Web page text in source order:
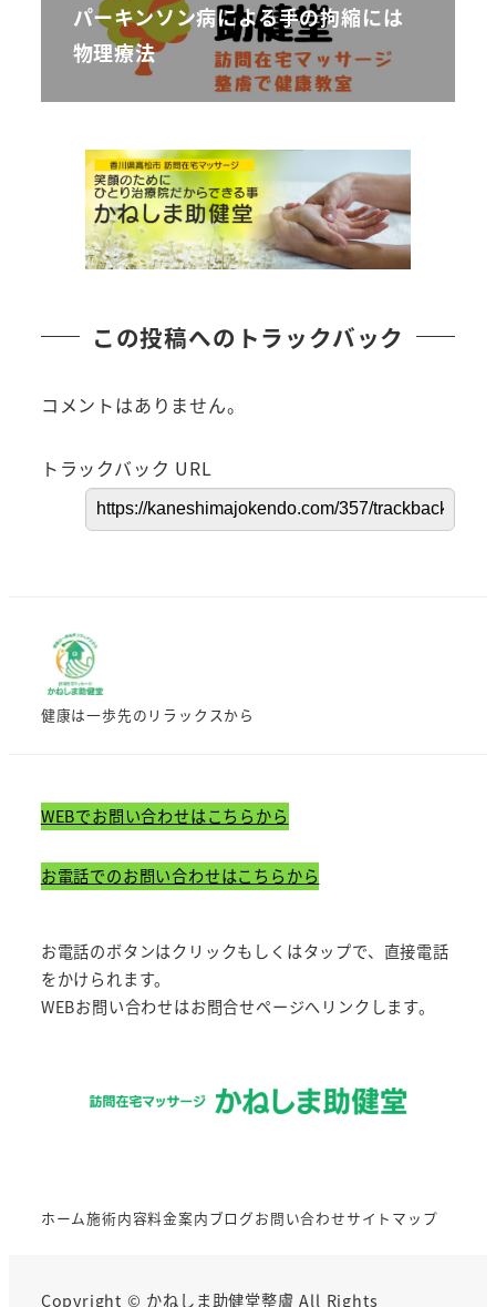
パーキンソン病による手の拘縮には
物理療法
この投稿へのトラックバック
コメントはありません。
トラックバック URL
健康は一歩先のリラックスから
WEBでお問い合わせはこちらから
お電話でのお問い合わせはこちらから
お電話のボタンはクリックもしくはタップで、直接電話
をかけられます。
WEBお問い合わせはお問合せページへリンクします。
ホーム施術内容料金案内ブログお問い合わせサイトマップ
Copyright © かねしま助健堂整膚 All Rights